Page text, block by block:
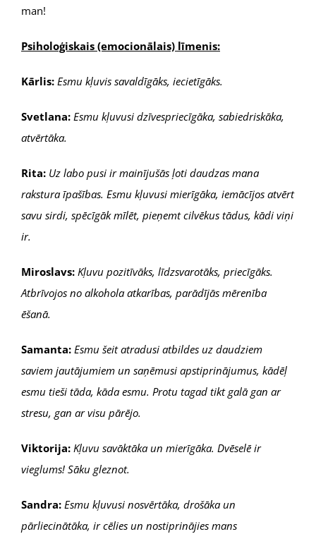
man!
Psiholoģiskais (emocionālais) līmenis:
Kārlis: Esmu kļuvis savaldīgāks, iecietīgāks.
Svetlana: Esmu kļuvusi dzīvespriecīgāka, sabiedriskāka,
atvērtāka.
Rita: Uz labo pusi ir mainījušās ļoti daudzas mana
rakstura īpašības. Esmu kļuvusi mierīgāka, iemācījos atvērt
savu sirdi, spēcīgāk mīlēt, pieņemt cilvēkus tādus, kādi viņi
ir.
Miroslavs: Kļuvu pozitīvāks, līdzsvarotāks, priecīgāks.
Atbrīvojos no alkohola atkarības, parādījās mērenība
ēšanā.
Samanta: Esmu šeit atradusi atbildes uz daudziem
saviem jautājumiem un saņēmusi apstiprinājumus, kādēļ
esmu tieši tāda, kāda esmu. Protu tagad tikt galā gan ar
stresu, gan ar visu pārējo.
Viktorija: Kļuvu savāktāka un mierīgāka. Dvēselē ir
vieglums! Sāku gleznot.
Sandra: Esmu kļuvusi nosvērtāka, drošāka un
pārliecinātāka, ir cēlies un nostiprinājies mans